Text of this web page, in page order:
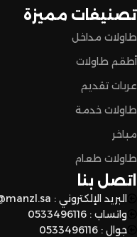
تصنيفات مميزة
طاولات مداخل
أطقم طاولات
عربات تقديم
طاولات خدمة
مباخر
طاولات طعام
اتصل بنا
البريد الإلكتروني : info@manzl.sa
واتساب : 0533496116
جوال : 0533496116